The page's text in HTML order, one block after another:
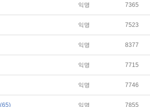
익명 7365
익명 7523
익명 8377
익명 7715
익명 7746
(65) 익명 7855